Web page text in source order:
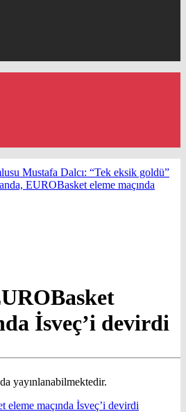
Mustafa Dalcı: “Tek eksik goldü”
EUROBasket eleme maçında
İsveç’i devirdi
yayınlanabilmektedir.